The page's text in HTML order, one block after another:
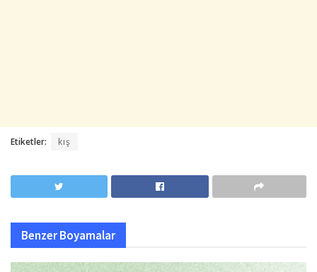
Etiketler: kış
BenzerBoyamalar